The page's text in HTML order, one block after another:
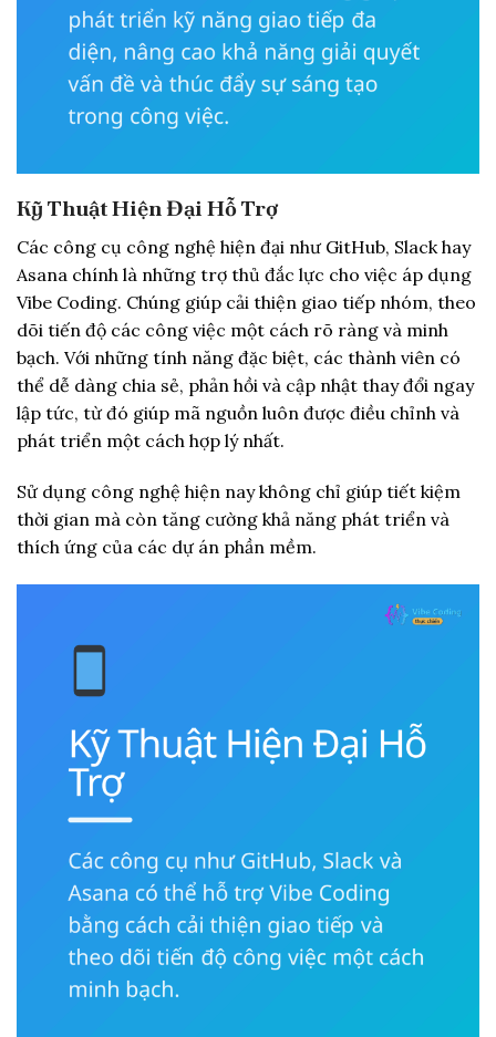
Kỹ Thuật Hiện Đại Hỗ Trợ
Các công cụ công nghệ hiện đại như GitHub, Slack hay
Asana chính là những trợ thủ đắc lực cho việc áp dụng
Vibe Coding. Chúng giúp cải thiện giao tiếp nhóm, theo
dõi tiến độ các công việc một cách rõ ràng và minh
bạch. Với những tính năng đặc biệt, các thành viên có
thể dễ dàng chia sẻ, phản hồi và cập nhật thay đổi ngay
lập tức, từ đó giúp mã nguồn luôn được điều chỉnh và
phát triển một cách hợp lý nhất.
Sử dụng công nghệ hiện nay không chỉ giúp tiết kiệm
thời gian mà còn tăng cường khả năng phát triển và
thích ứng của các dự án phần mềm.